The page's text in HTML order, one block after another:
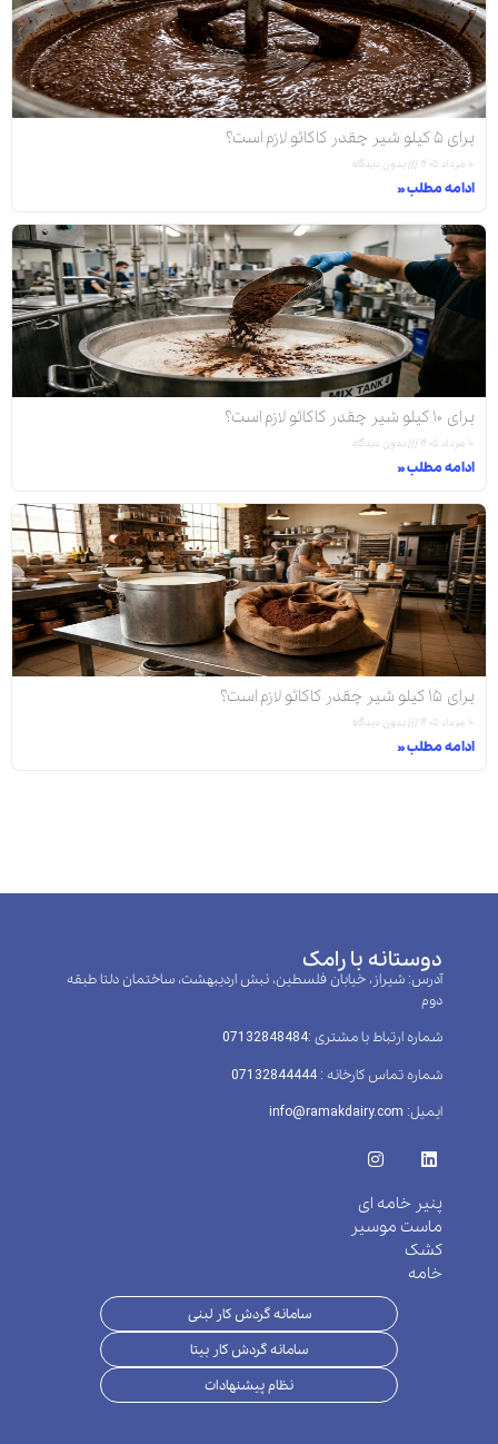
برای ۵ کیلو شیر چقدر کاکائو لازم است؟
۱۰ مرداد ۱۴۰۵ بدون دیدگاه
ادامه مطلب »
برای ۱۰ کیلو شیر چقدر کاکائو لازم است؟
۱۰ مرداد ۱۴۰۵ بدون دیدگاه
ادامه مطلب »
برای ۱۵ کیلو شیر چقدر کاکائو لازم است؟
۱۰ مرداد ۱۴۰۵ بدون دیدگاه
ادامه مطلب »
دوستانه با رامک
آدرس: شیراز، خیابان فلسطین، نبش اردیبهشت، ساختمان دلتا طبقه
دوم
شماره ارتباط با مشتری :‌07132848484
شماره تماس کارخانه : 07132844444
ایمیل: info@ramakdairy.com
پنیر خامه ای
ماست موسیر
کشک
خامه
سامانه گردش کار لبنی
سامانه گردش کار بیتا
نظام پیشنهادات